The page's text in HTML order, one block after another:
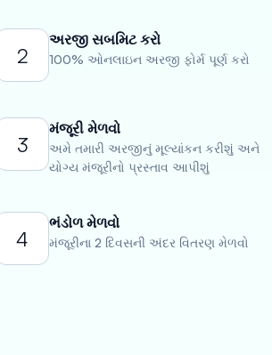
2
અરજી સબમિટ કરો
100% ઓનલાઇન અરજી ફોર્મ પૂર્ણ કરો
3
મંજૂરી મેળવો
અમે તમારી અરજીનું મૂલ્યાંકન કરીશું અને
યોગ્ય મંજૂરીનો પ્રસ્તાવ આપીશું
4
ભંડોળ મેળવો
મંજૂરીના 2 દિવસની અંદર વિતરણ મેળવો